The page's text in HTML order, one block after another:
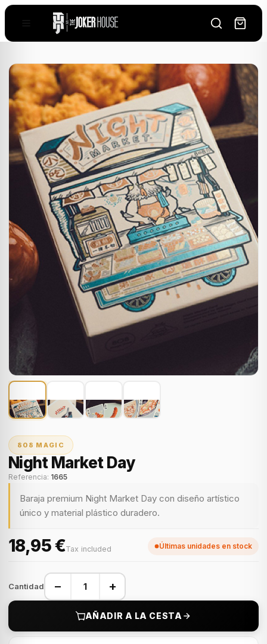
808 MAGIC
Night Market Day
Referencia: 1665
Baraja premium Night Market Day con diseño artístico
único y material plástico duradero.
18,95 €Tax included Últimas unidades en stock
Cantidad − +
AÑADIR A LA CESTA